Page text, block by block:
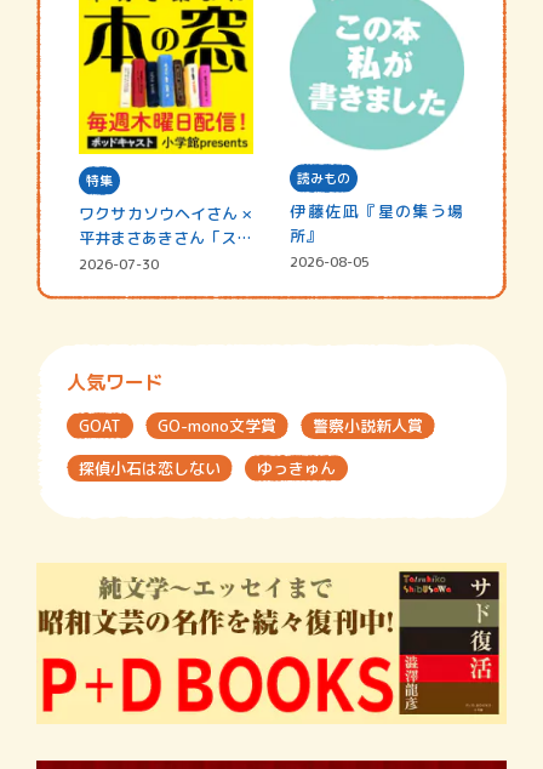
特集
ワクサカソウヘイさん ×
平井まさあきさん「スペ
シャ…
2026-07-30
読みもの
伊藤佐凪『星の集う場
所』
2026-08-05
人気ワード
GOAT GO-mono文学賞
警察小説新人賞
探偵小石は恋しない
ゆっきゅん